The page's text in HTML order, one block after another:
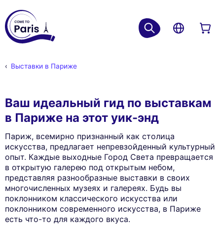
Выставки в Париже
Ваш идеальный гид по выставкам
в Париже на этот уик-энд
Париж, всемирно признанный как столица
искусства, предлагает непревзойденный культурный
опыт. Каждые выходные Город Света превращается
в открытую галерею под открытым небом,
представляя разнообразные выставки в своих
многочисленных музеях и галереях. Будь вы
поклонником классического искусства или
поклонником современного искусства, в Париже
есть что-то для каждого вкуса.